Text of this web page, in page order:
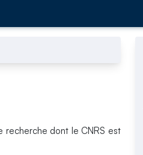
recherche dont le CNRS est